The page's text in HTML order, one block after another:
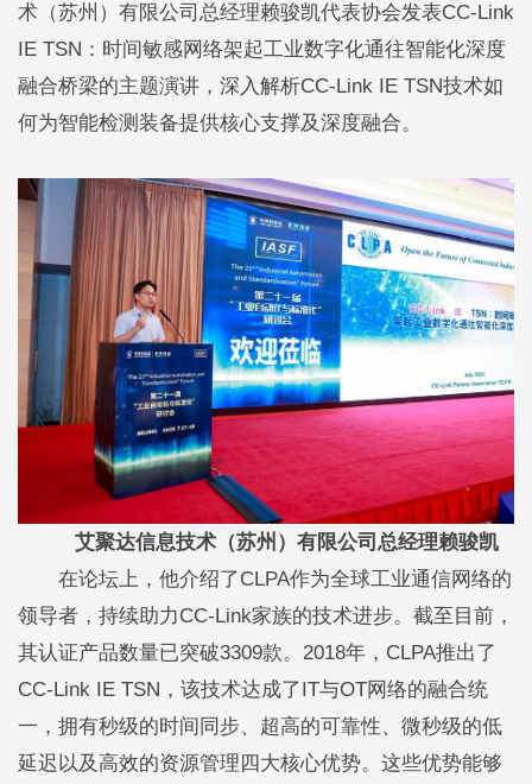
术（苏州）有限公司总经理赖骏凯代表协会发表CC-Link
IE TSN：时间敏感网络架起工业数字化通往智能化深度
融合桥梁的主题演讲，深入解析CC-Link IE TSN技术如
何为智能检测装备提供核心支撑及深度融合。
艾聚达信息技术（苏州）有限公司总经理赖骏凯
在论坛上，他介绍了CLPA作为全球工业通信网络的
领导者，持续助力CC-Link家族的技术进步。截至目前，
其认证产品数量已突破3309款。2018年，CLPA推出了
CC-Link IE TSN，该技术达成了IT与OT网络的融合统
一，拥有秒级的时间同步、超高的可靠性、微秒级的低
延迟以及高效的资源管理四大核心优势。这些优势能够